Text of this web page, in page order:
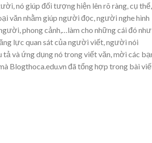
nó giúp đối tượng hiện lên rõ ràng, cụ
văn nhằm giúp người đọc, người nghe hình
phong cảnh,…làm cho những cái đó như
lực quan sát của người viết, người nói
và ứng dụng nó trong viết văn, mời các
Blogthoca.edu.vn đã tổng hợp trong bài